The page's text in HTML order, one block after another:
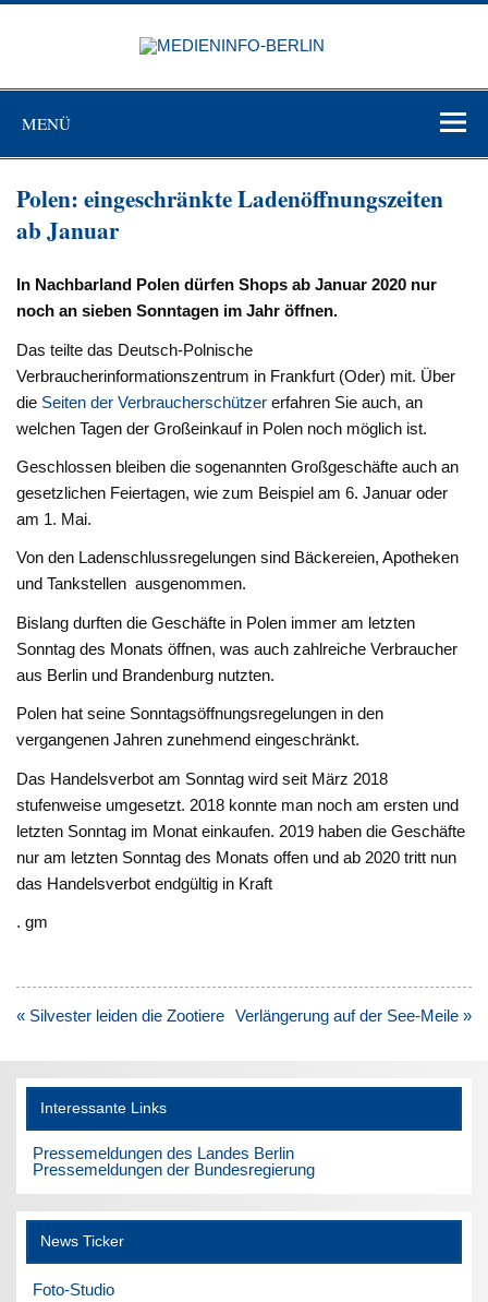
Zum
MENÜ
Polen: eingeschränkte Ladenöffnungszeiten
ab Januar
In Nachbarland Polen dürfen Shops ab Januar 2020 nur
noch an sieben Sonntagen im Jahr öffnen.
Das teilte das Deutsch-Polnische
Verbraucherinformationszentrum in Frankfurt (Oder) mit. Über
die Seiten der Verbraucherschützer erfahren Sie auch, an
welchen Tagen der Großeinkauf in Polen noch möglich ist.
Geschlossen bleiben die sogenannten Großgeschäfte auch an
gesetzlichen Feiertagen, wie zum Beispiel am 6. Januar oder
am 1. Mai.
Von den Ladenschlussregelungen sind Bäckereien, Apotheken
und Tankstellen ausgenommen.
Bislang durften die Geschäfte in Polen immer am letzten
Sonntag des Monats öffnen, was auch zahlreiche Verbraucher
aus Berlin und Brandenburg nutzten.
Polen hat seine Sonntagsöffnungsregelungen in den
vergangenen Jahren zunehmend eingeschränkt.
Das Handelsverbot am Sonntag wird seit März 2018
stufenweise umgesetzt. 2018 konnte man noch am ersten und
letzten Sonntag im Monat einkaufen. 2019 haben die Geschäfte
nur am letzten Sonntag des Monats offen und ab 2020 tritt nun
das Handelsverbot endgültig in Kraft
. gm
Beitragsnavigation
« Silvester leiden die Zootiere Verlängerung auf der See-Meile »
Interessante Links
Pressemeldungen des Landes Berlin
Pressemeldungen der Bundesregierung
News Ticker
Foto-Studio